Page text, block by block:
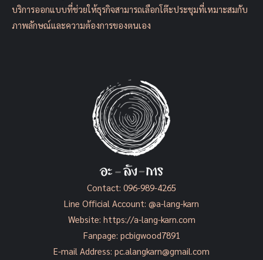
บริการออกแบบที่ช่วยให้ธุรกิจสามารถเลือกโต๊ะประชุมที่เหมาะสมกับ
ภาพลักษณ์และความต้องการของตนเอง
Contact: 096-989-4265
Line Official Account: @a-lang-karn
Website: https://a-lang-karn.com
Fanpage: pcbigwood7891
E-mail Address: pc.alangkarn@gmail.com